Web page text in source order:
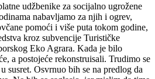
udžbenike za socijalno ugrožene
nabavljamo za njih i ogrev,
pomoći i više puta tokom godine,
kroz subvencije Turističke
Eko Agrara. Kada je bilo
a postojeće rekonstruisali. Trudimo se
susret. Osvrnuo bih se na predlog da